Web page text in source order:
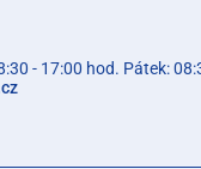
- 17:00 hod. Pátek: